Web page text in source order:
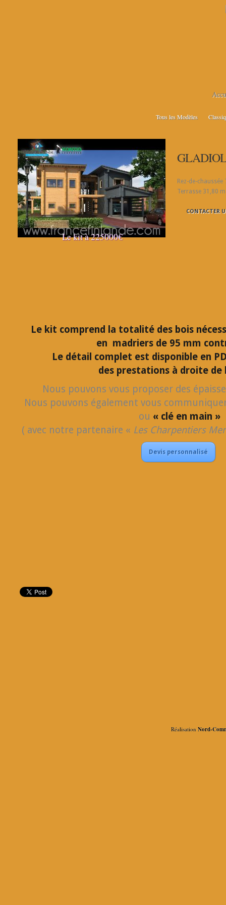
Tous les Modèles
Le kit à 225000€
Rez-de-
Terrasse 31,80
CONTACTER
Le kit comprend la totalité des bois
en madriers de 95 mm
Le détail complet est disponible en
des prestations à droite de
Nous pouvons vous proposer des
Nous pouvons également vous
ou « clé en main »
( avec notre partenaire « Les Charpentiers
Devis personnalisé
Réalisation Nord-